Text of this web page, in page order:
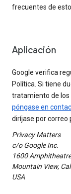
frecuentes de
Aplicación
Google verifica
Política. Si tiene
tratamiento de los
póngase en
diríjase por correo
Privacy Matters
c/o Google Inc.
1600
Mountain View,
USA